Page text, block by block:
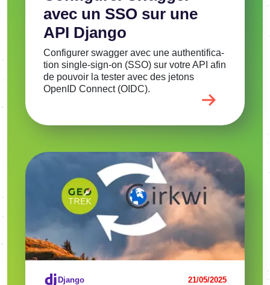
avec un SSO sur une
API Django
Confi­gu­rer swag­ger avec une authen­ti­fi­ca­
tion single-sign-on (SSO) sur votre API afin
de pouvoir la tester avec des jetons
OpenID Connect (OIDC).
Django 21/05/2025
Voir l'article
Image